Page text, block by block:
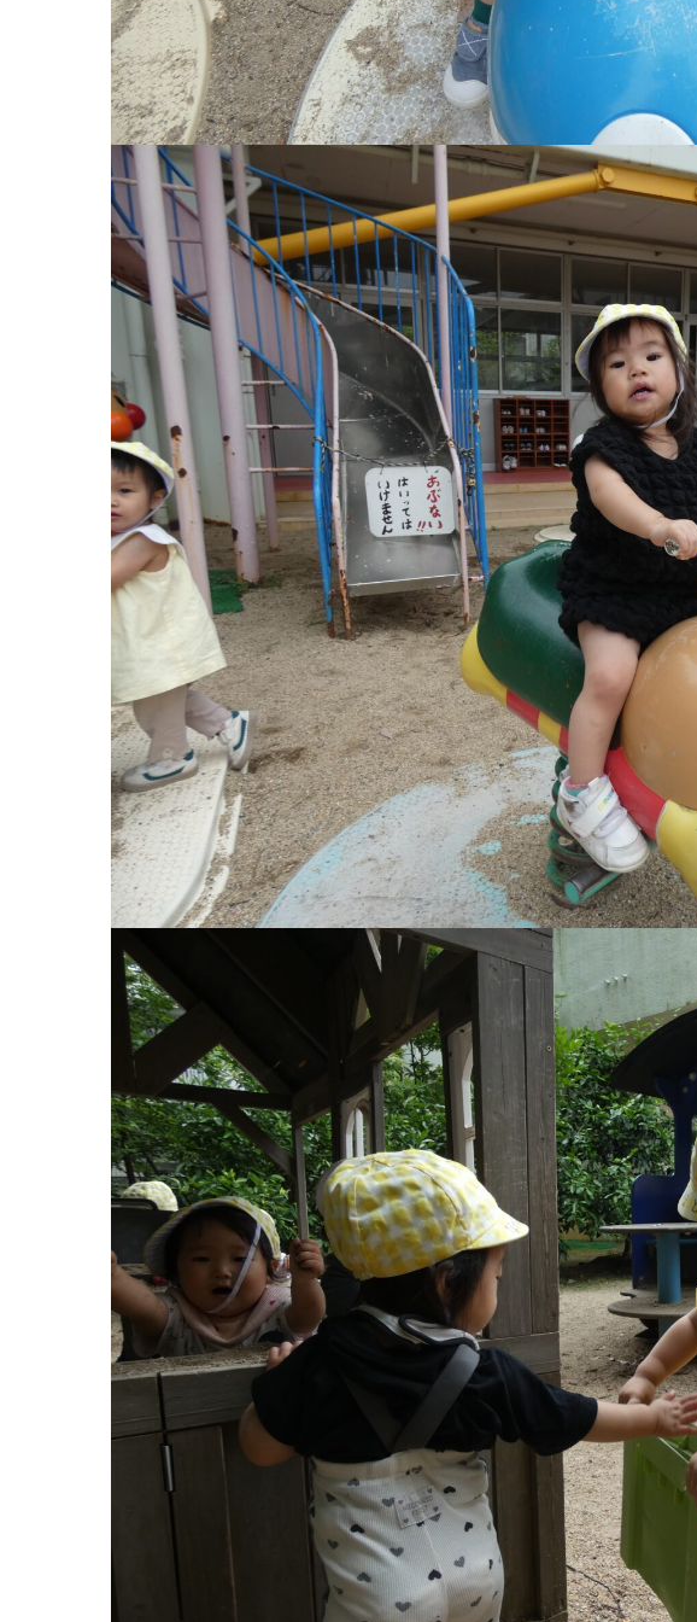
お知らせ 今日の幼稚園
園のこと
園舎案内
安⼼・安全対策
理事長のことば
教育と保育
美⽊多幼稚園の理想
園の1⽇
年間⾏事
預かり保育［ヒラソル ]
グループ施設・
関係先リンク
学校法⼈鴨⾕学園 鳳幼稚園
学校法⼈諏訪森学園 諏訪森幼稚園
⼤阪府私⽴幼稚園連盟
社会福祉法人野田福祉会